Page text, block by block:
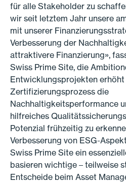
für alle Stakeholder zu
wir seit letztem Jahr unsere
mit unserer
Verbesserung der
attraktivere Finanzierung»,
Swiss Prime Site, die
Entwicklungsprojekten
Zertifizierungsprozess die
Nachhaltigkeitsperformance
hilfreiches
Potenzial frühzeitig zu
Verbesserung von ESG-
Swiss Prime Site ein
basieren wichtige – teilweise
Entscheide beim Asset